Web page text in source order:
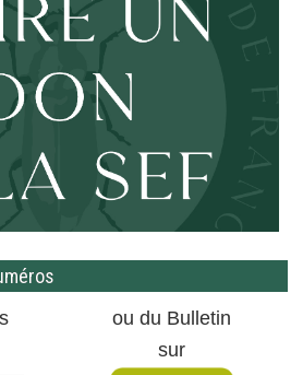
ou du Bulletin
sur